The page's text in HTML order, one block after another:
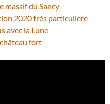
massif du Sancy
2020 très particulière
avec la Lune
fort